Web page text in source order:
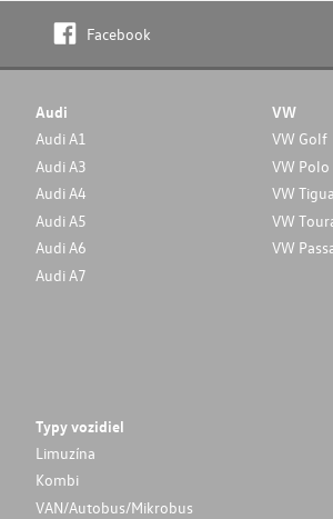
Facebook
Audi
Audi A1
Audi A3
Audi A4
Audi A5
Audi A6
Audi A7
VW
VW Golf
VW Polo
VW
VW
VW
Typy vozidiel
Limuzína
Kombi
VAN/Autobus/Mikrobus